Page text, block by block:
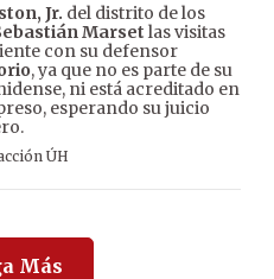
Jr. del distrito de los
Marset las visitas
con su defensor
, ya que no es parte de su
ni está acreditado en
esperando su juicio
ÚH
Más